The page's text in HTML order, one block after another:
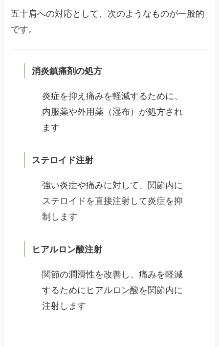
五十肩への対応として、次のようなものが一般的
です。
消炎鎮痛剤の処方
炎症を抑え痛みを軽減するために、
内服薬や外用薬（湿布）が処方され
ます
ステロイド注射
強い炎症や痛みに対して、関節内に
ステロイドを直接注射して炎症を抑
制します
ヒアルロン酸注射
関節の潤滑性を改善し、痛みを軽減
するためにヒアルロン酸を関節内に
注射します